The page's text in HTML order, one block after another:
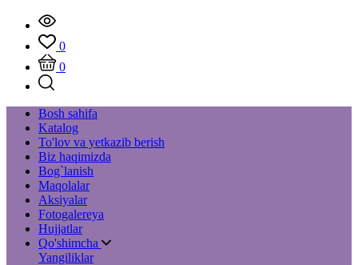
0
0
Bosh sahifa
Katalog
To'lov va yetkazib berish
Biz haqimizda
Bog`lanish
Maqolalar
Aksiyalar
Fotogalereya
Hujjatlar
Qo'shimcha
Yangiliklar